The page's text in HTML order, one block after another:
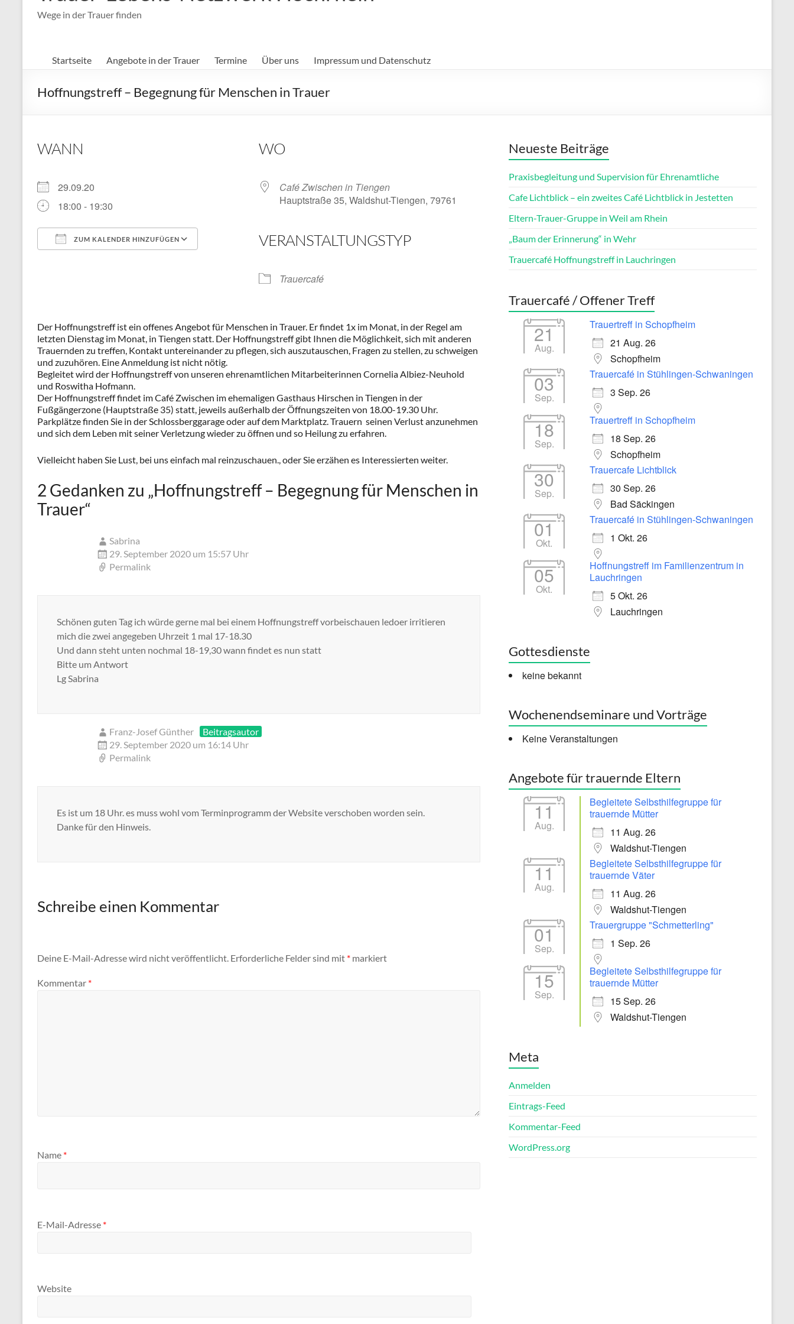
Wege in der Trauer finden
Startseite Angebote in der Trauer Termine Über uns Impressum und Datenschutz
Hoffnungstreff – Begegnung für Menschen in Trauer
WANN
29.09.20
18:00 - 19:30
ZUM KALENDER HINZUFÜGEN
Office 365
WO
Café Zwischen in Tiengen
Hauptstraße 35, Waldshut-Tiengen, 79761
VERANSTALTUNGSTYP
Trauercafé
Der Hoffnungstreff ist ein offenes Angebot für Menschen in Trauer. Er findet 1x im Monat, in der Regel am
letzten Dienstag im Monat, in Tiengen statt. Der Hoffnungstreff gibt Ihnen die Möglichkeit, sich mit anderen
Trauernden zu treffen, Kontakt untereinander zu pflegen, sich auszutauschen, Fragen zu stellen, zu schweigen
und zuzuhören. Eine Anmeldung ist nicht nötig.
Begleitet wird der Hoffnungstreff von unseren ehrenamtlichen Mitarbeiterinnen Cornelia Albiez-Neuhold
und Roswitha Hofmann.
Der Hoffnungstreff findet im Café Zwischen im ehemaligen Gasthaus Hirschen in Tiengen in der
Fußgängerzone (Hauptstraße 35) statt, jeweils außerhalb der Öffnungszeiten von 18.00-19.30 Uhr.
Parkplätze finden Sie in der Schlossberggarage oder auf dem Marktplatz. Trauern seinen Verlust anzunehmen
und sich dem Leben mit seiner Verletzung wieder zu öffnen und so Heilung zu erfahren.
Vielleicht haben Sie Lust, bei uns einfach mal reinzuschauen., oder Sie erzähen es Interessierten weiter.
2 Gedanken zu „Hoffnungstreff – Begegnung für Menschen in
Trauer“
Sabrina
29. September 2020 um 15:57 Uhr
Permalink
Schönen guten Tag ich würde gerne mal bei einem Hoffnungstreff vorbeischauen ledoer irritieren
mich die zwei angegeben Uhrzeit 1 mal 17-18.30
Und dann steht unten nochmal 18-19,30 wann findet es nun statt
Bitte um Antwort
Lg Sabrina
Franz-Josef Günther
Beitragsautor
29. September 2020 um 16:14 Uhr
Permalink
Es ist um 18 Uhr. es muss wohl vom Terminprogramm der Website verschoben worden sein.
Danke für den Hinweis.
Schreibe einen Kommentar
Deine E-Mail-Adresse wird nicht veröffentlicht. Erforderliche Felder sind mit * markiert
Kommentar *
Name *
E-Mail-Adresse *
Website
Neueste Beiträge
Praxisbegleitung und Supervision für Ehrenamtliche
Cafe Lichtblick – ein zweites Café Lichtblick in Jestetten
Eltern-Trauer-Gruppe in Weil am Rhein
„Baum der Erinnerung“ in Wehr
Trauercafé Hoffnungstreff in Lauchringen
Trauercafé / Offener Treff
21
Aug.
Trauertreff in Schopfheim
21 Aug. 26
Schopfheim
03
Sep.
Trauercafé in Stühlingen-Schwaningen
3 Sep. 26
18
Sep.
Trauertreff in Schopfheim
18 Sep. 26
Schopfheim
30
Sep.
Trauercafe Lichtblick
30 Sep. 26
Bad Säckingen
01
Okt.
Trauercafé in Stühlingen-Schwaningen
1 Okt. 26
05
Okt.
Hoffnungstreff im Familienzentrum in
Lauchringen
5 Okt. 26
Lauchringen
Gottesdienste
keine bekannt
Wochenendseminare und Vorträge
Keine Veranstaltungen
Angebote für trauernde Eltern
11
Aug.
Begleitete Selbsthilfegruppe für
trauernde Mütter
11 Aug. 26
Waldshut-Tiengen
11
Aug.
Begleitete Selbsthilfegruppe für
trauernde Väter
11 Aug. 26
Waldshut-Tiengen
01
Sep.
Trauergruppe "Schmetterling"
1 Sep. 26
15
Sep.
Begleitete Selbsthilfegruppe für
trauernde Mütter
15 Sep. 26
Waldshut-Tiengen
Meta
Anmelden
Eintrags-Feed
Kommentar-Feed
WordPress.org